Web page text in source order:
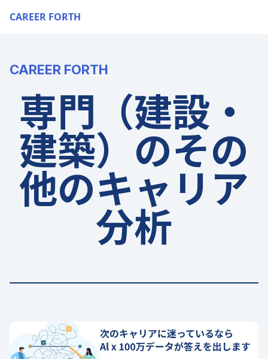
CAREER FORTH
CAREER FORTH
専門（建設・
建築）のその
他のキャリア
分析